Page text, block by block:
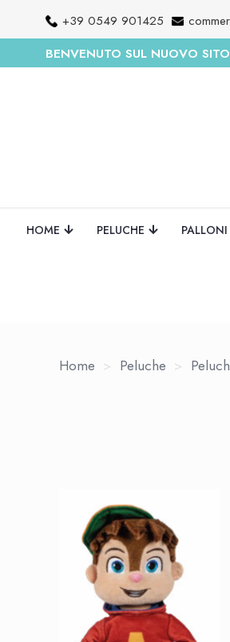
+39 0549 901425
BENVENUTO SUL NUOVO
HOME PELUCHE PALLONI
Home > Peluche >